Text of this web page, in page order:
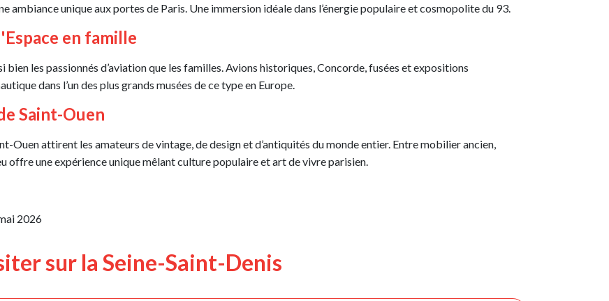
ambiance unique aux portes de Paris. Une immersion idéale dans l’énergie populaire et cosmopolite du 93.
en famille
les passionnés d’aviation que les familles. Avions historiques, Concorde, fusées et expositions
dans l’un des plus grands musées de ce type en Europe.
Saint-Ouen
Ouen attirent les amateurs de vintage, de design et d’antiquités du monde entier. Entre mobilier ancien,
offre une expérience unique mêlant culture populaire et art de vivre parisien.
2026
sur la Seine-Saint-Denis